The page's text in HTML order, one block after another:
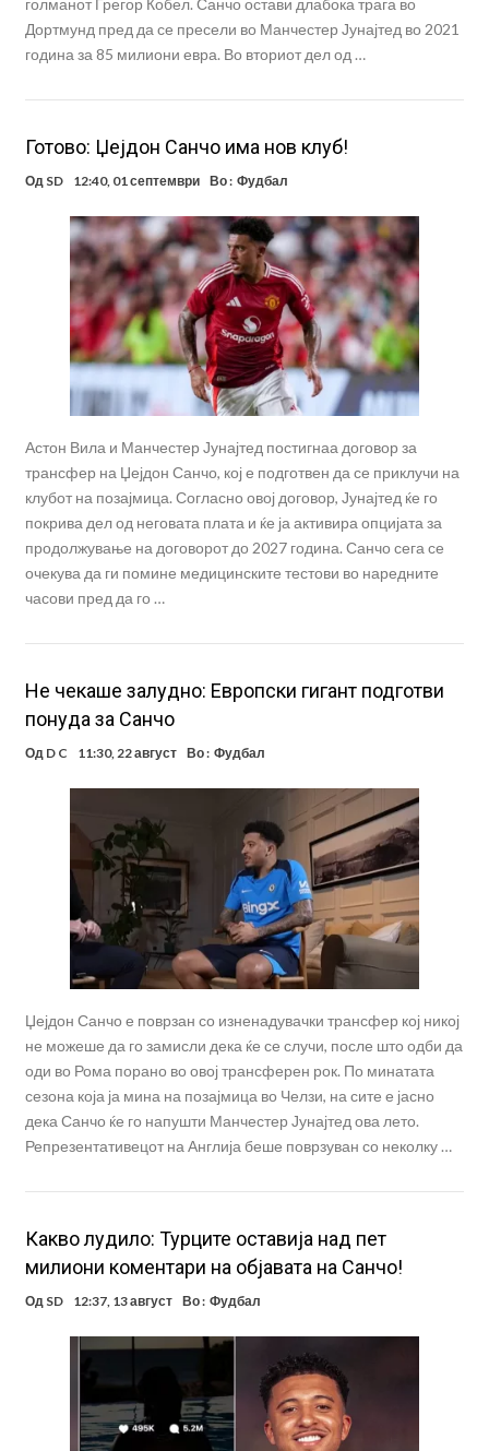
голманот Грегор Кобел. Санчо остави длабока трага во
Дортмунд пред да се пресели во Манчестер Јунајтед во 2021
година за 85 милиони евра. Во вториот дел од …
Готово: Џејдон Санчо има нов клуб!
Од SD 12:40, 01 септември Во : Фудбал
Астон Вила и Манчестер Јунајтед постигнаа договор за
трансфер на Џејдон Санчо, кој е подготвен да се приклучи на
клубот на позајмица. Согласно овој договор, Јунајтед ќе го
покрива дел од неговата плата и ќе ја активира опцијата за
продолжување на договорот до 2027 година. Санчо сега се
очекува да ги помине медицинските тестови во наредните
часови пред да го …
Не чекаше залудно: Европски гигант подготви
понуда за Санчо
Од D C 11:30, 22 август Во : Фудбал
Џејдон Санчо е поврзан со изненадувачки трансфер кој никој
не можеше да го замисли дека ќе се случи, после што одби да
оди во Рома порано во овој трансферен рок. По минатата
сезона која ја мина на позајмица во Челзи, на сите е јасно
дека Санчо ќе го напушти Манчестер Јунајтед ова лето.
Репрезентативецот на Англија беше поврзуван со неколку …
Какво лудило: Турците оставија над пет
милиони коментари на објавата на Санчо!
Од SD 12:37, 13 август Во : Фудбал